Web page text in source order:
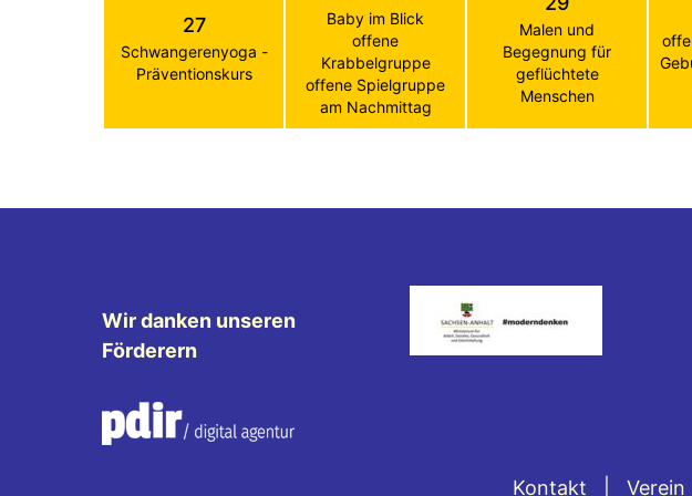
27
Schwangerenyoga -
Präventionskurs
Baby im Blick
offene
Krabbelgruppe
offene Spielgruppe
am Nachmittag
Malen und
Begegnung für
geflüchtete
Menschen
Wir danken unseren
Förderern
Kontakt Verein